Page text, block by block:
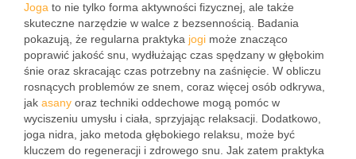
Joga to nie tylko forma aktywności fizycznej, ale także
skuteczne narzędzie w walce z bezsennością. Badania
pokazują, że regularna praktyka jogi może znacząco
poprawić jakość snu, wydłużając czas spędzany w głębokim
śnie oraz skracając czas potrzebny na zaśnięcie. W obliczu
rosnących problemów ze snem, coraz więcej osób odkrywa,
jak asany oraz techniki oddechowe mogą pomóc w
wyciszeniu umysłu i ciała, sprzyjając relaksacji. Dodatkowo,
joga nidra, jako metoda głębokiego relaksu, może być
kluczem do regeneracji i zdrowego snu. Jak zatem praktyka